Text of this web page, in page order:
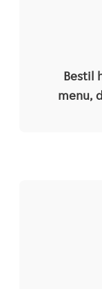
Bestil
menu,